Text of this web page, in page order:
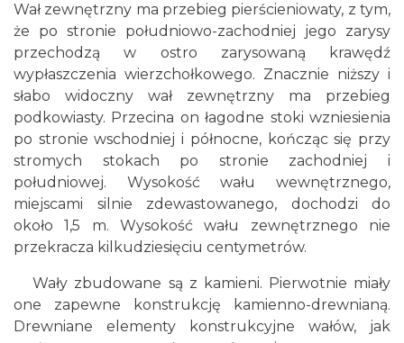
Wał zewnętrzny ma przebieg pierścieniowaty, z tym,
że po stronie południowo-zachodniej jego zarysy
przechodzą w ostro zarysowaną krawędź
wypłaszczenia wierzchołkowego. Znacznie niższy i
słabo widoczny wał zewnętrzny ma przebieg
podkowiasty. Przecina on łagodne stoki wzniesienia
po stronie wschodniej i północne, kończąc się przy
stromych stokach po stronie zachodniej i
południowej. Wysokość wału wewnętrznego,
miejscami silnie zdewastowanego, dochodzi do
około 1,5 m. Wysokość wału zewnętrznego nie
przekracza kilkudziesięciu centymetrów.
Wały zbudowane są z kamieni. Pierwotnie miały
one zapewne konstrukcję kamienno-drewnianą.
Drewniane elementy konstrukcyjne wałów, jak